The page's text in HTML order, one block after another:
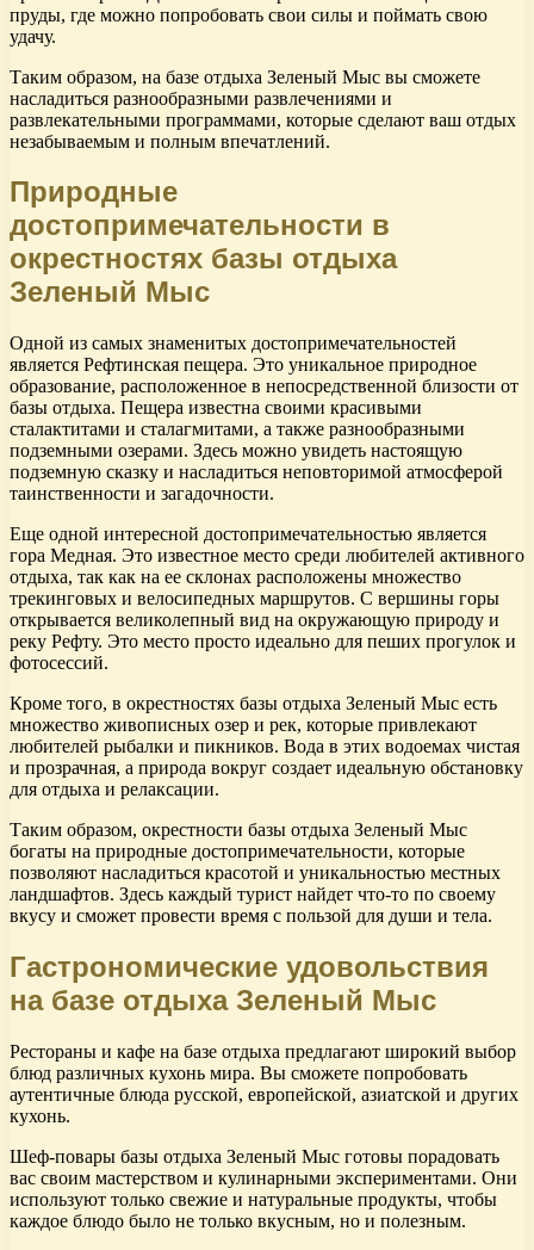
пруды, где можно попробовать свои силы и поймать свою
удачу.
Таким образом, на базе отдыха Зеленый Мыс вы сможете
насладиться разнообразными развлечениями и
развлекательными программами, которые сделают ваш отдых
незабываемым и полным впечатлений.
Природные
достопримечательности в
окрестностях базы отдыха
Зеленый Мыс
Одной из самых знаменитых достопримечательностей
является Рефтинская пещера. Это уникальное природное
образование, расположенное в непосредственной близости от
базы отдыха. Пещера известна своими красивыми
сталактитами и сталагмитами, а также разнообразными
подземными озерами. Здесь можно увидеть настоящую
подземную сказку и насладиться неповторимой атмосферой
таинственности и загадочности.
Еще одной интересной достопримечательностью является
гора Медная. Это известное место среди любителей активного
отдыха, так как на ее склонах расположены множество
трекинговых и велосипедных маршрутов. С вершины горы
открывается великолепный вид на окружающую природу и
реку Рефту. Это место просто идеально для пеших прогулок и
фотосессий.
Кроме того, в окрестностях базы отдыха Зеленый Мыс есть
множество живописных озер и рек, которые привлекают
любителей рыбалки и пикников. Вода в этих водоемах чистая
и прозрачная, а природа вокруг создает идеальную обстановку
для отдыха и релаксации.
Таким образом, окрестности базы отдыха Зеленый Мыс
богаты на природные достопримечательности, которые
позволяют насладиться красотой и уникальностью местных
ландшафтов. Здесь каждый турист найдет что-то по своему
вкусу и сможет провести время с пользой для души и тела.
Гастрономические удовольствия
на базе отдыха Зеленый Мыс
Рестораны и кафе на базе отдыха предлагают широкий выбор
блюд различных кухонь мира. Вы сможете попробовать
аутентичные блюда русской, европейской, азиатской и других
кухонь.
Шеф-повары базы отдыха Зеленый Мыс готовы порадовать
вас своим мастерством и кулинарными экспериментами. Они
используют только свежие и натуральные продукты, чтобы
каждое блюдо было не только вкусным, но и полезным.